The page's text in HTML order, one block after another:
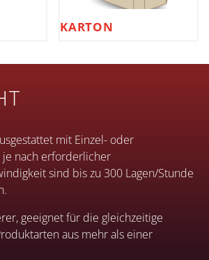
KARTON
mit Einzel- oder
nach erforderlicher
sind bis zu 300 Lagen/Stunde
geeignet für die gleichzeitige
aus mehr als einer